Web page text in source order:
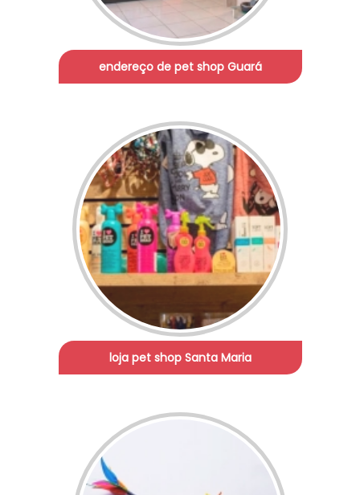
endereço de pet shop Guará
loja pet shop Santa Maria